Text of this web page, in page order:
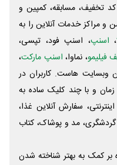
تخفیف، مسابقه، کمپین و
و مراکز خدمات آنلاین را به
، اسنپ، اسنپ فود، تپسی،
فیلیمو، نماوا، اسنپ مارکت،
وبسایت ‌هاست. کاربران در
زمان و با چند کلیک ساده به
سفارش آنلاین غذا،
گردشگری، مد و پوشاک، کتاب
بر کمک به بهتر شناخته شدن